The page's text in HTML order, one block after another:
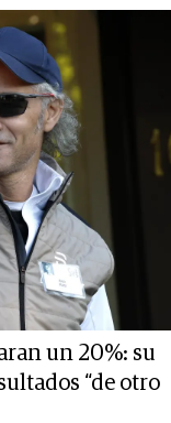
un 20%: su
“de otro